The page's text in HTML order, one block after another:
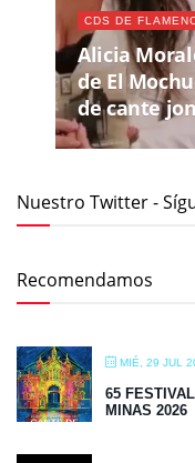
CDS DE
Alicia
de El
de cante
Nuestro Twitter -
Recomendamos
MIÉ, 29 JUL
65
MINAS 2026